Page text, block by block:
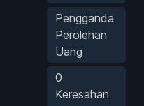
Pengganda
Perolehan
Uang
0
Keresahan